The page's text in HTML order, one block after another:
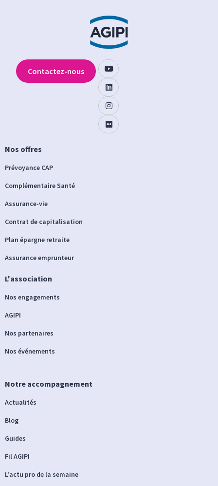
Nos offres
Prévoyance CAP
Complémentaire Santé
Assurance-vie
Contrat de capitalisation
Plan épargne retraite
Assurance emprunteur
L'association
Nos engagements
AGIPI
Nos partenaires
Nos événements
Notre accompagnement
Actualités
Blog
Guides
Fil AGIPI
L’actu pro de la semaine
Contactez-nous